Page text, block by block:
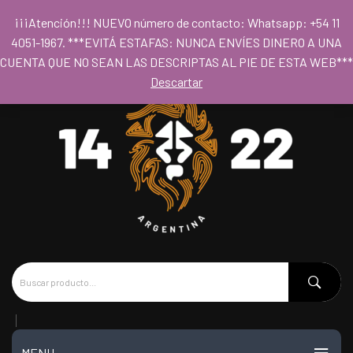
- Horario 09hs a 18hs
¡¡¡Atención!!! NUEVO número de contacto: Whatsapp: +54 11
4051-1967. ***EVITÁ ESTAFAS: NUNCA ENVÍES DINERO A UNA
CUENTA QUE NO SEAN LAS DESCRIPTAS AL PIE DE ESTA WEB***
Descartar